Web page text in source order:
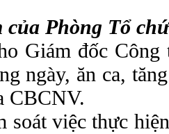
của Phòng Tổ
Giám đốc
ngày, ăn ca,
CBCNV.
soát việc thực